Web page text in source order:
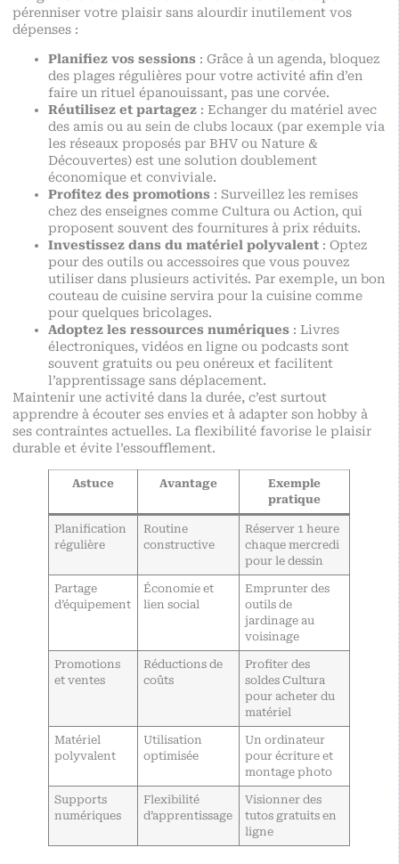
pérenniser votre plaisir sans alourdir inutilement vos
dépenses :
Planifiez vos sessions : Grâce à un agenda, bloquez
des plages régulières pour votre activité afin d’en
faire un rituel épanouissant, pas une corvée.
Réutilisez et partagez : Echanger du matériel avec
des amis ou au sein de clubs locaux (par exemple via
les réseaux proposés par BHV ou Nature &
Découvertes) est une solution doublement
économique et conviviale.
Profitez des promotions : Surveillez les remises
chez des enseignes comme Cultura ou Action, qui
proposent souvent des fournitures à prix réduits.
Investissez dans du matériel polyvalent : Optez
pour des outils ou accessoires que vous pouvez
utiliser dans plusieurs activités. Par exemple, un bon
couteau de cuisine servira pour la cuisine comme
pour quelques bricolages.
Adoptez les ressources numériques : Livres
électroniques, vidéos en ligne ou podcasts sont
souvent gratuits ou peu onéreux et facilitent
l’apprentissage sans déplacement.
Maintenir une activité dans la durée, c’est surtout
apprendre à écouter ses envies et à adapter son hobby à
ses contraintes actuelles. La flexibilité favorise le plaisir
durable et évite l’essoufflement.
Astuce Avantage
Exemple
pratique
Planification
régulière
Routine
constructive
Réserver 1 heure
chaque mercredi
pour le dessin
Partage
d’équipement
Économie et
lien social
Emprunter des
outils de
jardinage au
voisinage
Promotions
et ventes
Réductions de
coûts
Profiter des
soldes Cultura
pour acheter du
matériel
Matériel
polyvalent
Utilisation
optimisée
Un ordinateur
pour écriture et
montage photo
Supports
numériques
Flexibilité
d’apprentissage
Visionner des
tutos gratuits en
ligne